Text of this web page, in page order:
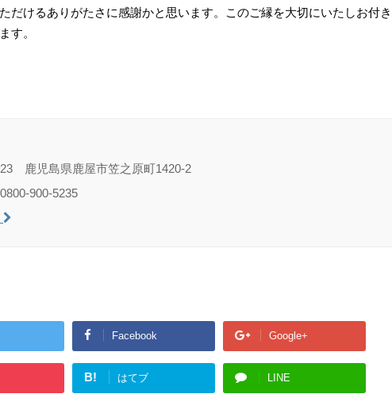
だけるありがたさに感謝かと思います。このご縁を大切にいたしお付き
す。
鹿児島県鹿屋市笠之原町1420-2
900-5235
Facebook Google+
B! はてブ LINE